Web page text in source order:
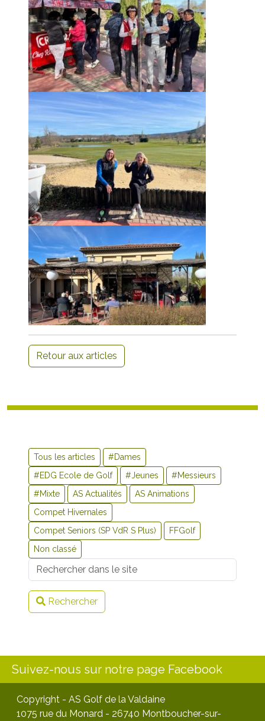
Retour aux articles
Tous les articles
#Dames
#EDG Ecole de Golf
#Jeunes
#Messieurs
#Mixte
AS Actualités
AS Animations
Compet Hivernales
Compet Seniors (SP VdR S Plus)
FFGolf
Non classé
Username
Rechercher
Suivez-nous sur notre page Facebook
Copyright - AS Golf de la Valdaine
1075 rue du Monard - 26740 Montboucher-sur-